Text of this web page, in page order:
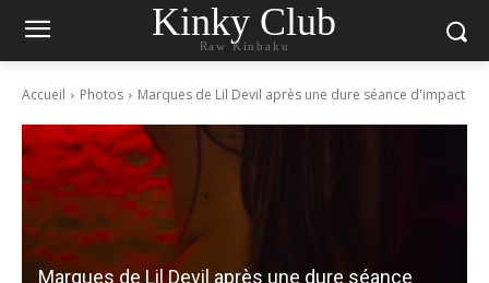
Kinky Club
Raw Kinbaku
Accueil Photos Marques de Lil Devil après une dure séance d'impact
Marques de Lil Devil après une dure séance